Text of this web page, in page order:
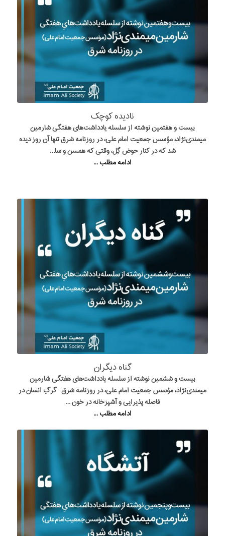
نادیده کوچک
بیست و هفتمین نوشته از سلسله یادداشت‌های هفتگی شارمین
میمندی‌نژاد، مؤسس جمعیت امام علی، در روزنامه شرق تنها آن روز دیده
شد که در کنار حوض گِل، وقتی که همسن و سا…
ادامه مطلب ...
گناه دیگران
بیست و ششمین نوشته از سلسله یادداشت‌های هفتگی شارمین
میمندی‌نژاد، مؤسس جمعیت امام علی، در روزنامه شرق گرگِ انسان در
فاصله پذیرایی و آشپزخانه در خون …
ادامه مطلب ...